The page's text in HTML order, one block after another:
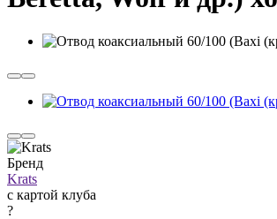
Бренд
Krats
с картой клуба
?